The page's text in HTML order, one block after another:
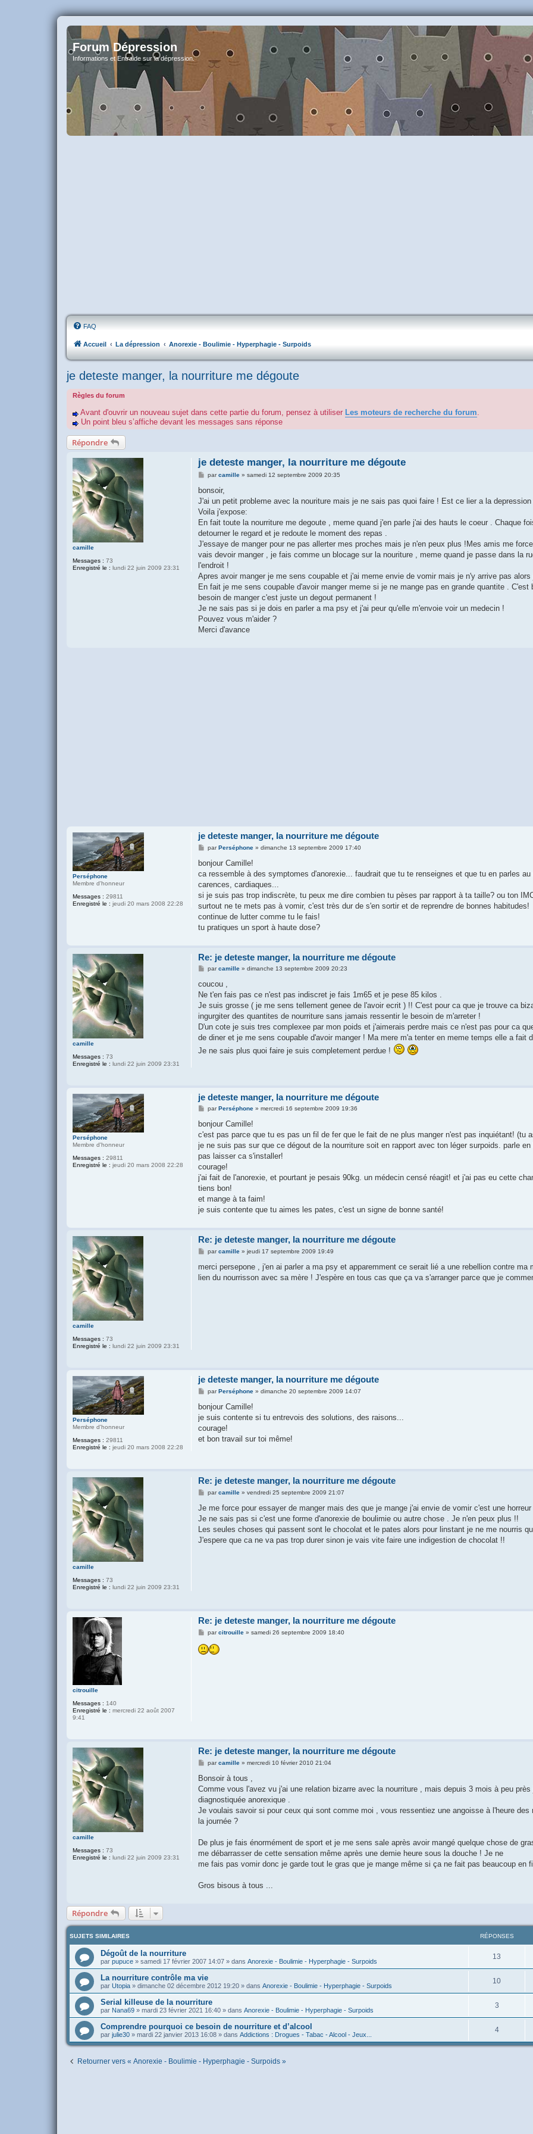
Forum Dépression
Informations et Entraide sur la dépression.
FAQ
Accueil La dépression Anorexie - Boulimie - Hyperphagie - Surpoids
je deteste manger, la nourriture me dégoute
Règles du forum
Avant d'ouvrir un nouveau sujet dans cette partie du forum, pensez à utiliser Les moteurs de recherche du forum.
Un point bleu s’affiche devant les messages sans réponse
Répondre
camille
Messages : 73
Enregistré le : lundi 22 juin 2009 23:31
je deteste manger, la nourriture me dégoute
M
s
a
g
parcamille» samedi 12 septembre 2009 20:35
bonsoir,
J'ai un petit probleme avec la nouriture mais je ne sais pas quoi faire ! Est ce lier a la
Voila j'expose:
En fait toute la nourriture me degoute , meme quand j'en parle j'ai des hauts le coeur . Chaque
detourner le regard et je redoute le moment des repas .
J'essaye de manger pour ne pas allerter mes proches mais je n'en peux plus !Mes amis me
vais devoir manger , je fais comme un blocage sur la nouriture , meme quand je passe dans la
l'endroit !
Apres avoir manger je me sens coupable et j'ai meme envie de vomir mais je n'y arrive pas
En fait je me sens coupable d'avoir manger meme si je ne mange pas en grande quantite .
besoin de manger c'est juste un degout permanent !
Je ne sais pas si je dois en parler a ma psy et j'ai peur qu'elle m'envoie voir un medecin !
Pouvez vous m'aider ?
Merci d'avance
Perséphone
Membre d'honneur
Messages : 29811
Enregistré le : jeudi 20 mars 2008 22:28
je deteste manger, la nourriture me dégoute
M
s
a
g
parPerséphone» dimanche 13 septembre 2009 17:40
bonjour Camille!
ca ressemble à des symptomes d'anorexie... faudrait que tu te renseignes et que tu en parles
carences, cardiaques...
si je suis pas trop indiscrète, tu peux me dire combien tu pèses par rapport à ta taille? ou ton
surtout ne te mets pas à vomir, c'est très dur de s'en sortir et de reprendre de bonnes habitudes!
continue de lutter comme tu le fais!
tu pratiques un sport à haute dose?
camille
Messages : 73
Enregistré le : lundi 22 juin 2009 23:31
Re: je deteste manger, la nourriture me dégoute
M
s
a
g
parcamille» dimanche 13 septembre 2009 20:23
coucou ,
Ne t'en fais pas ce n'est pas indiscret je fais 1m65 et je pese 85 kilos .
Je suis grosse ( je me sens tellement genee de l'avoir ecrit ) !! C'est pour ca que je trouve ca
ingurgiter des quantites de nourriture sans jamais ressentir le besoin de m'arreter !
D'un cote je suis tres complexee par mon poids et j'aimerais perdre mais ce n'est pas pour ca
de diner et je me sens coupable d'avoir manger ! Ma mere m'a tenter en meme temps elle a fait
Je ne sais plus quoi faire je suis completement perdue !
Perséphone
Membre d'honneur
Messages : 29811
Enregistré le : jeudi 20 mars 2008 22:28
je deteste manger, la nourriture me dégoute
M
s
a
g
parPerséphone» mercredi 16 septembre 2009 19:36
bonjour Camille!
c'est pas parce que tu es pas un fil de fer que le fait de ne plus manger n'est pas inquiétant! (tu
je ne suis pas sur que ce dégout de la nourriture soit en rapport avec ton léger surpoids. parle
pas laisser ca s'installer!
courage!
j'ai fait de l'anorexie, et pourtant je pesais 90kg. un médecin censé réagit! et j'ai pas eu cette
tiens bon!
et mange à ta faim!
je suis contente que tu aimes les pates, c'est un signe de bonne santé!
camille
Messages : 73
Enregistré le : lundi 22 juin 2009 23:31
Re: je deteste manger, la nourriture me dégoute
M
s
a
parcamille» jeudi 17 septembre 2009 19:49
merci persepone , j'en ai parler a ma psy et apparemment ce serait lié a une rebellion contre
lien du nourrisson avec sa mère ! J'espère en tous cas que ça va s'arranger parce que je
Perséphone
Membre d'honneur
Messages : 29811
Enregistré le : jeudi 20 mars 2008 22:28
je deteste manger, la nourriture me dégoute
M
s
a
g
parPerséphone» dimanche 20 septembre 2009 14:07
bonjour Camille!
je suis contente si tu entrevois des solutions, des raisons...
courage!
et bon travail sur toi même!
camille
Messages : 73
Enregistré le : lundi 22 juin 2009 23:31
Re: je deteste manger, la nourriture me dégoute
M
s
a
g
parcamille» vendredi 25 septembre 2009 21:07
Je me force pour essayer de manger mais des que je mange j'ai envie de vomir c'est une horreur
Je ne sais pas si c'est une forme d'anorexie de boulimie ou autre chose . Je n'en peux plus !!
Les seules choses qui passent sont le chocolat et le pates alors pour linstant je ne me nourris
J'espere que ca ne va pas trop durer sinon je vais vite faire une indigestion de chocolat !!
citrouille
Messages : 140
Enregistré le : mercredi 22 août 2007
9:41
Re: je deteste manger, la nourriture me dégoute
M
s
s
parcitrouille» samedi 26 septembre 2009 18:40
camille
Messages : 73
Enregistré le : lundi 22 juin 2009 23:31
Re: je deteste manger, la nourriture me dégoute
M
s
a
g
parcamille» mercredi 10 février 2010 21:04
Bonsoir à tous ,
Comme vous l'avez vu j'ai une relation bizarre avec la nourriture , mais depuis 3 mois à peu
diagnostiquée anorexique .
Je voulais savoir si pour ceux qui sont comme moi , vous ressentiez une angoisse à l'heure
la journée ?
De plus je fais énormément de sport et je me sens sale après avoir mangé quelque chose de
me débarrasser de cette sensation même après une demie heure sous la douche ! Je ne
me fais pas vomir donc je garde tout le gras que je mange même si ça ne fait pas beaucoup en
Gros bisous à tous ...
Répondre
SUJETS SIMILAIRES RÉPONSES
Dégoût de la nourriture
par pupuce » samedi 17 février 2007 14:07 » dans Anorexie - Boulimie - Hyperphagie - Surpoids
13
La nourriture contrôle ma vie
par Utopia » dimanche 02 décembre 2012 19:20 » dans Anorexie - Boulimie - Hyperphagie - Surpoids
10
Serial killeuse de la nourriture
par Nana69 » mardi 23 février 2021 16:40 » dans Anorexie - Boulimie - Hyperphagie - Surpoids
3
Comprendre pourquoi ce besoin de nourriture et d’alcool
par julie30 » mardi 22 janvier 2013 16:08 » dans Addictions : Drogues - Tabac - Alcool - Jeux...
4
Retourner vers « Anorexie - Boulimie - Hyperphagie - Surpoids »